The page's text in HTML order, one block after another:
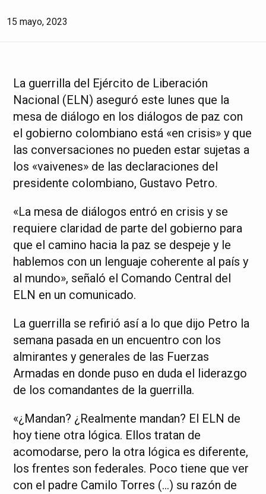
15 mayo, 2023
La guerrilla del Ejército de Liberación
Nacional (ELN) aseguró este lunes que la
mesa de diálogo en los diálogos de paz con
el gobierno colombiano está «en crisis» y que
las conversaciones no pueden estar sujetas a
los «vaivenes» de las declaraciones del
presidente colombiano, Gustavo Petro.
«La mesa de diálogos entró en crisis y se
requiere claridad de parte del gobierno para
que el camino hacia la paz se despeje y le
hablemos con un lenguaje coherente al país y
al mundo», señaló el Comando Central del
ELN en un comunicado.
La guerrilla se refirió así a lo que dijo Petro la
semana pasada en un encuentro con los
almirantes y generales de las Fuerzas
Armadas en donde puso en duda el liderazgo
de los comandantes de la guerrilla.
«¿Mandan? ¿Realmente mandan? El ELN de
hoy tiene otra lógica. Ellos tratan de
acomodarse, pero la otra lógica es diferente,
los frentes son federales. Poco tiene que ver
con el padre Camilo Torres (…) su razón de